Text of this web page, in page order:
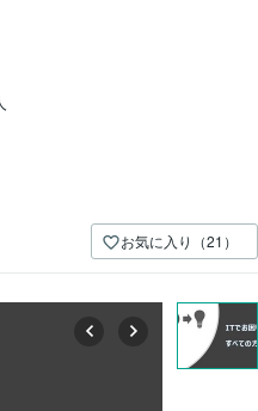
お気に入り（21）